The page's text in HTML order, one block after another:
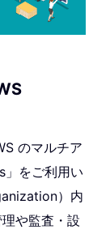
のマルチア
をご利用い
）内
や監査・設